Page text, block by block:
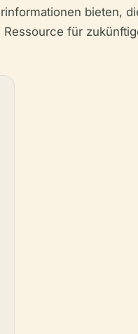
bieten,
für